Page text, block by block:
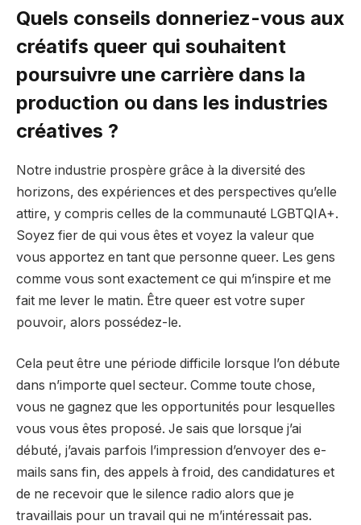
Quels conseils donneriez-vous aux
créatifs queer qui souhaitent
poursuivre une carrière dans la
production ou dans les industries
créatives ?
Notre industrie prospère grâce à la diversité des
horizons, des expériences et des perspectives qu’elle
attire, y compris celles de la communauté LGBTQIA+.
Soyez fier de qui vous êtes et voyez la valeur que
vous apportez en tant que personne queer. Les gens
comme vous sont exactement ce qui m’inspire et me
fait me lever le matin. Être queer est votre super
pouvoir, alors possédez-le.
Cela peut être une période difficile lorsque l’on débute
dans n’importe quel secteur. Comme toute chose,
vous ne gagnez que les opportunités pour lesquelles
vous vous êtes proposé. Je sais que lorsque j’ai
débuté, j’avais parfois l’impression d’envoyer des e-
mails sans fin, des appels à froid, des candidatures et
de ne recevoir que le silence radio alors que je
travaillais pour un travail qui ne m’intéressait pas.